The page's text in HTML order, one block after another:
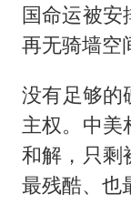
国命运被安
再无骑墙空
没有足够的
主权。中美
和解，只剩
最残酷、也